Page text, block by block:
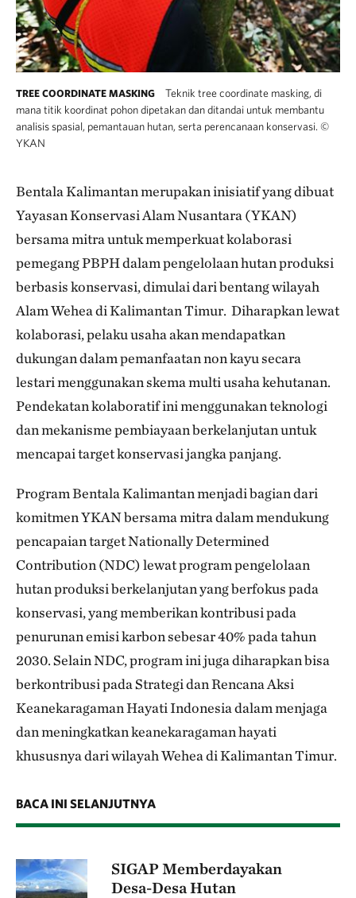
TREE COORDINATE MASKING
Teknik tree coordinate masking, di
mana titik koordinat pohon dipetakan dan ditandai untuk membantu
analisis spasial, pemantauan hutan, serta perencanaan konservasi. ©
YKAN
Bentala Kalimantan merupakan inisiatif yang dibuat
Yayasan Konservasi Alam Nusantara (YKAN)
bersama mitra untuk memperkuat kolaborasi
pemegang PBPH dalam pengelolaan hutan produksi
berbasis konservasi, dimulai dari bentang wilayah
Alam Wehea di Kalimantan Timur. Diharapkan lewat
kolaborasi, pelaku usaha akan mendapatkan
dukungan dalam pemanfaatan non kayu secara
lestari menggunakan skema multi usaha kehutanan.
Pendekatan kolaboratif ini menggunakan teknologi
dan mekanisme pembiayaan berkelanjutan untuk
mencapai target konservasi jangka panjang.
Program Bentala Kalimantan menjadi bagian dari
komitmen YKAN bersama mitra dalam mendukung
pencapaian target Nationally Determined
Contribution (NDC) lewat program pengelolaan
hutan produksi berkelanjutan yang berfokus pada
konservasi, yang memberikan kontribusi pada
penurunan emisi karbon sebesar 40% pada tahun
2030. Selain NDC, program ini juga diharapkan bisa
berkontribusi pada Strategi dan Rencana Aksi
Keanekaragaman Hayati Indonesia dalam menjaga
dan meningkatkan keanekaragaman hayati
khususnya dari wilayah Wehea di Kalimantan Timur.
BACA INI SELANJUTNYA
SIGAP Memberdayakan
Desa-Desa Hutan